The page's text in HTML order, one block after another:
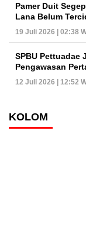
Pamer Duit
Lana Belum
19 Juli 2026 | 02:38
SPBU Pettuadae
Pengawasan
12 Juli 2026 | 12:52
KOLOM